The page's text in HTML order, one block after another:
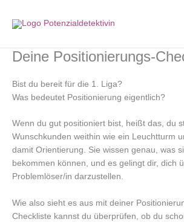
Inhalt
Deine Positionierungs-
Bist du bereit für die 1. Liga?
Was bedeutet Positionierung eigentlich?
Wenn du gut positioniert bist, heißt das, du
Wunschkunden weithin wie ein Leuchtturm
damit Orientierung. Sie wissen genau, was
bekommen können, und es gelingt dir, dich
Problemlöser/in darzustellen.
Wie also sieht es aus mit deiner
Checkliste kannst du überprüfen, ob du